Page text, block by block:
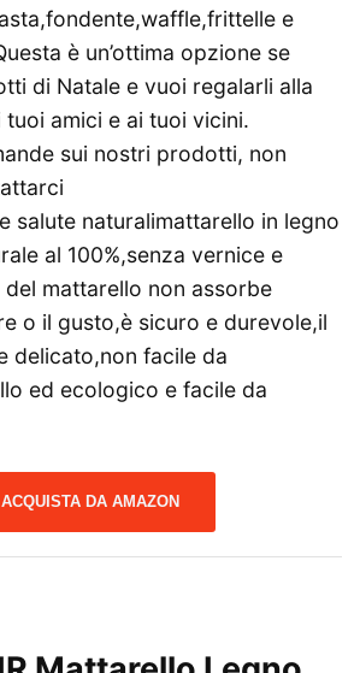
e
è un’ottima opzione se
di Natale e vuoi regalarli alla
tuoi amici e ai tuoi vicini.
sui nostri prodotti, non
salute naturalimattarello in legno
al 100%,senza vernice e
mattarello non assorbe
o il gusto,è sicuro e durevole,il
delicato,non facile da
ed ecologico e facile da
ACQUISTA DA AMAZON